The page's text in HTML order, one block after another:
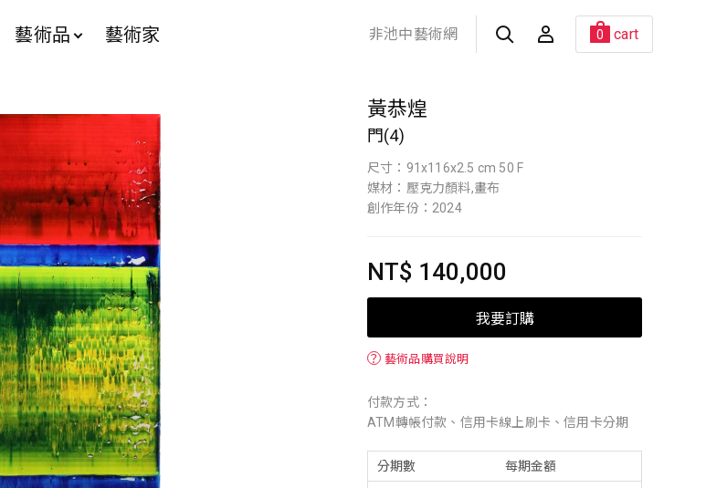
藝術品 藝術家 非池中藝術網 0 cart
黃恭煌
門(4)
尺寸：91x116x2.5 cm 50 F
媒材：壓克力顏料,畫布
創作年份：2024
NT$ 140,000
我要訂購
？ 藝術品購買說明
付款方式：
ATM轉帳付款、信用卡線上刷卡、信用卡分期
分期數 每期金額